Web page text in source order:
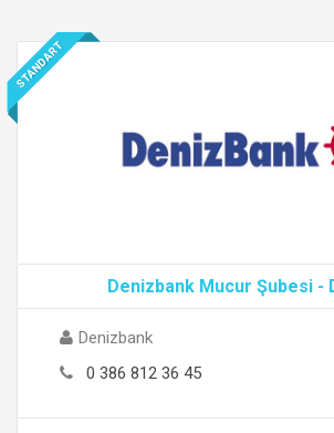
STANDART
Denizbank Mucur Şubesi -
Denizbank
0 386 812 36 45